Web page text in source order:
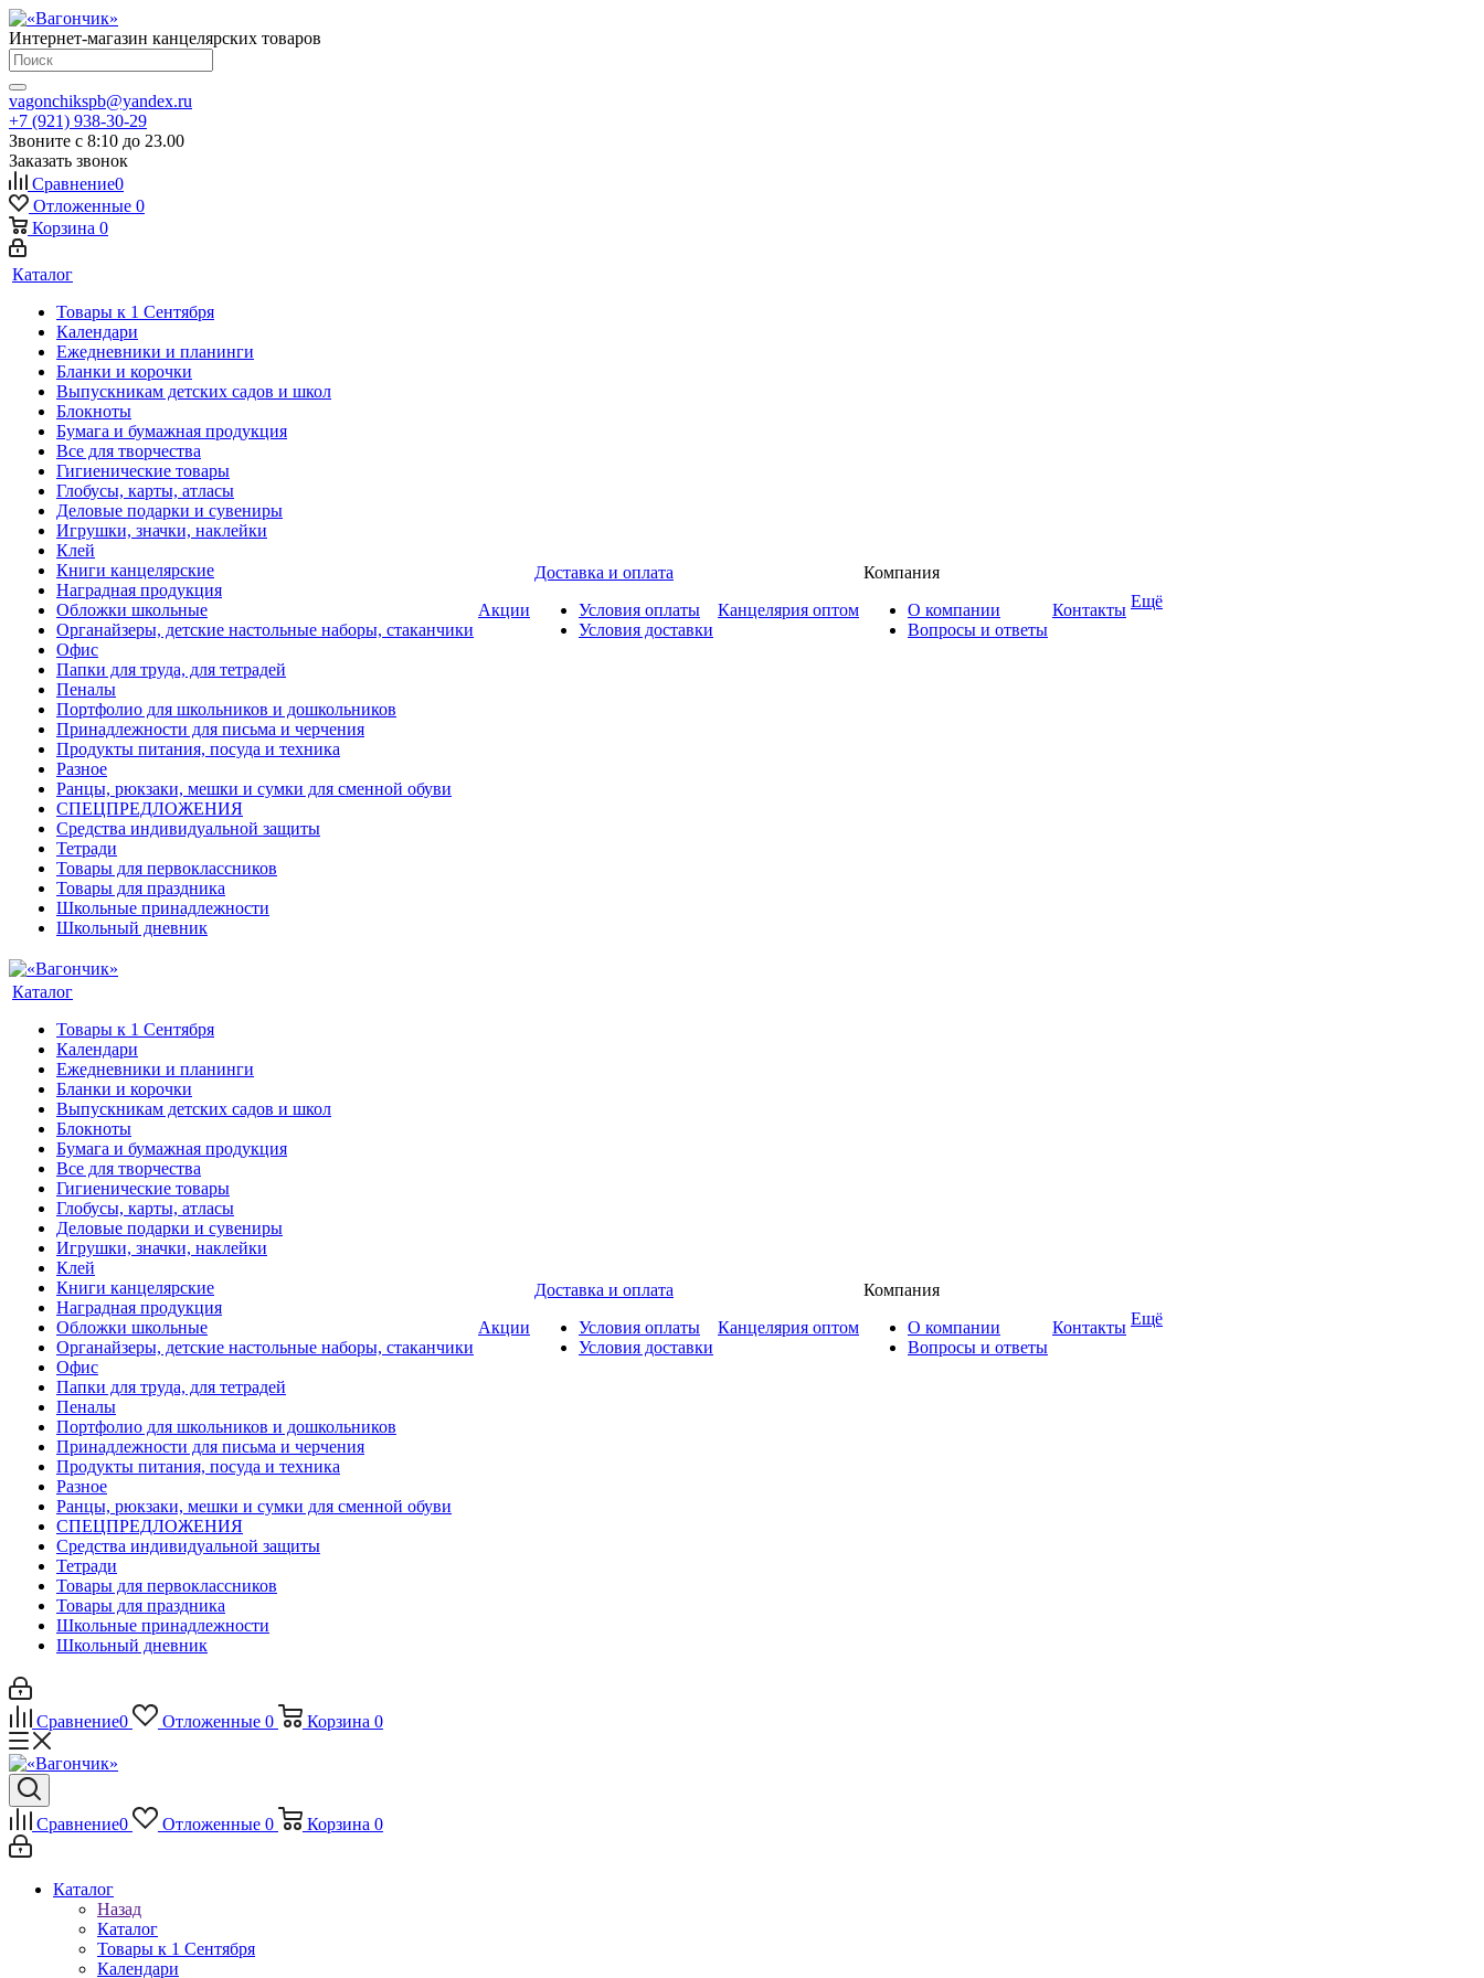
Интернет-магазин канцелярских товаров
vagonchikspb@yandex.ru
+7 (921) 938-30-29
Звоните с 8:10 до 23.00
Заказать звонок
Сравнение0
Отложенные 0
Корзина 0
Каталог
Товары к 1 Сентября
Календари
Ежедневники и планинги
Бланки и корочки
Выпускникам детских садов и школ
Блокноты
Бумага и бумажная продукция
Все для творчества
Гигиенические товары
Глобусы, карты, атласы
Деловые подарки и сувениры
Игрушки, значки, наклейки
Клей
Книги канцелярские
Наградная продукция
Обложки школьные
Органайзеры, детские настольные наборы, стаканчики
Офис
Папки для труда, для тетрадей
Пеналы
Портфолио для школьников и дошкольников
Принадлежности для письма и черчения
Продукты питания, посуда и техника
Разное
Ранцы, рюкзаки, мешки и сумки для сменной обуви
СПЕЦПРЕДЛОЖЕНИЯ
Средства индивидуальной защиты
Тетради
Товары для первоклассников
Товары для праздника
Школьные принадлежности
Школьный дневник
Акции
Доставка и оплата
Условия оплаты
Условия доставки
Канцелярия оптом
Компания
О компании
Вопросы и ответы
Контакты Ещё
Каталог
Товары к 1 Сентября
Календари
Ежедневники и планинги
Бланки и корочки
Выпускникам детских садов и школ
Блокноты
Бумага и бумажная продукция
Все для творчества
Гигиенические товары
Глобусы, карты, атласы
Деловые подарки и сувениры
Игрушки, значки, наклейки
Клей
Книги канцелярские
Наградная продукция
Обложки школьные
Органайзеры, детские настольные наборы, стаканчики
Офис
Папки для труда, для тетрадей
Пеналы
Портфолио для школьников и дошкольников
Принадлежности для письма и черчения
Продукты питания, посуда и техника
Разное
Ранцы, рюкзаки, мешки и сумки для сменной обуви
СПЕЦПРЕДЛОЖЕНИЯ
Средства индивидуальной защиты
Тетради
Товары для первоклассников
Товары для праздника
Школьные принадлежности
Школьный дневник
Акции
Доставка и оплата
Условия оплаты
Условия доставки
Канцелярия оптом
Компания
О компании
Вопросы и ответы
Контакты Ещё
Сравнение0 Отложенные 0 Корзина 0
Сравнение0 Отложенные 0 Корзина 0
Каталог
Назад
Каталог
Товары к 1 Сентября
Календари